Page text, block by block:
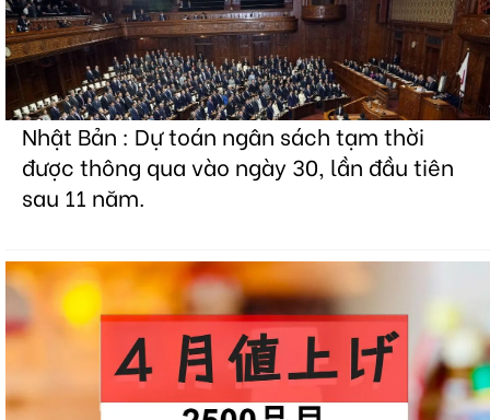
Nhật Bản : Dự toán ngân sách tạm thời
được thông qua vào ngày 30, lần đầu tiên
sau 11 năm.